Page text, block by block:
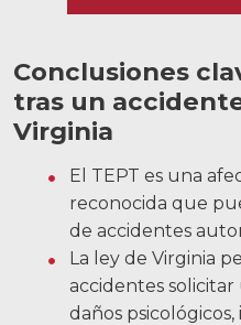
Conclusiones
tras un
Virginia
El TEPT es una
reconocida que
de accidentes
La ley de Virginia
accidentes
daños